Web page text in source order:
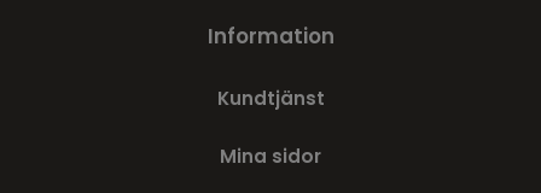
Information
Kundtjänst
Mina sidor